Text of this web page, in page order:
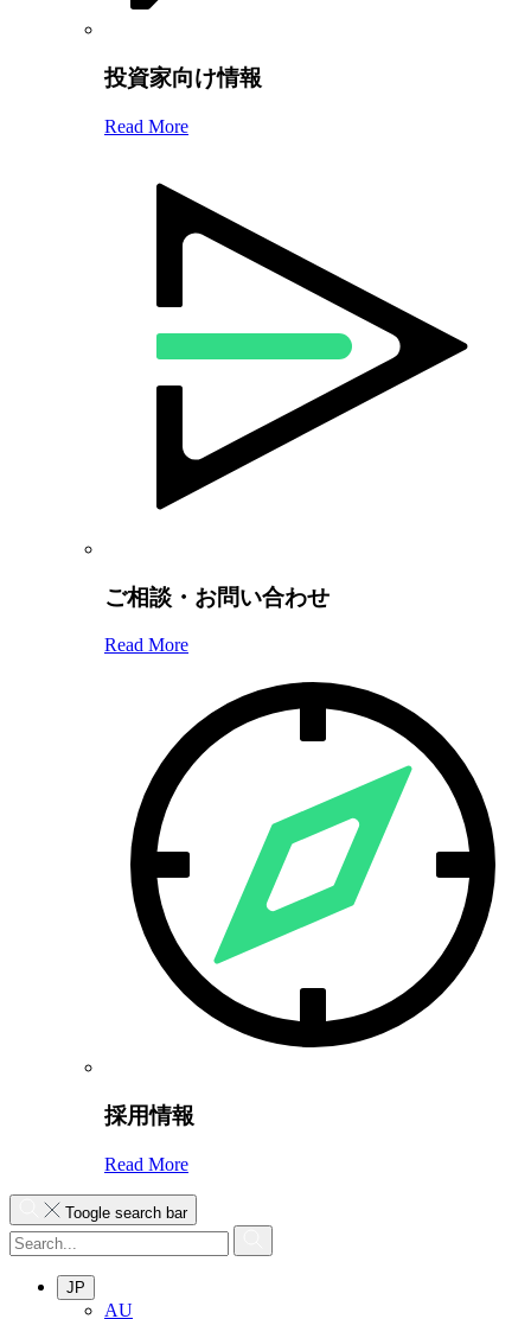
投資家向け情報
Read More
ご相談・お問い合わせ
Read More
採用情報
Read More
Toogle search bar
JP
AU